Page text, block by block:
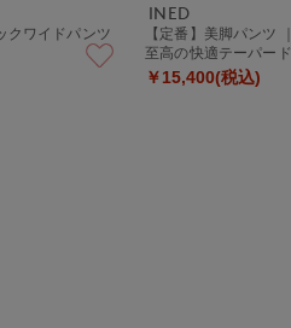
クワイドパンツ
INED
【定番】美脚パンツ
至高の快適テーパード
￥15,400(税込)